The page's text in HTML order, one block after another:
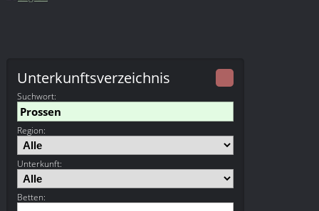
Unterkunftsverzeichnis
Suchwort:
Region:
Unterkunft:
Betten: